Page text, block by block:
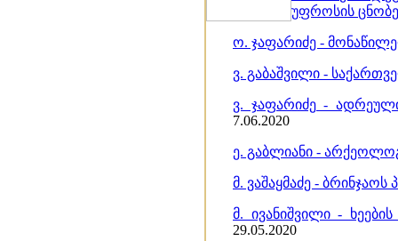
უფროსის
ო. ჯაფარიძე -
ვ. გაბაშვილი -
ვ. ჯაფარიძე -
7.06.2020
ე. გაბლიანი -
მ. ვაშაყმაძე - ბრინჯაოს
მ. ივანიშვილი -
29.05.2020